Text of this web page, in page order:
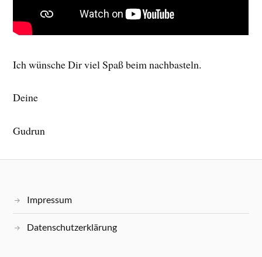
Ich wünsche Dir viel Spaß beim nachbasteln.
Deine
Gudrun
Impressum
Datenschutzerklärung